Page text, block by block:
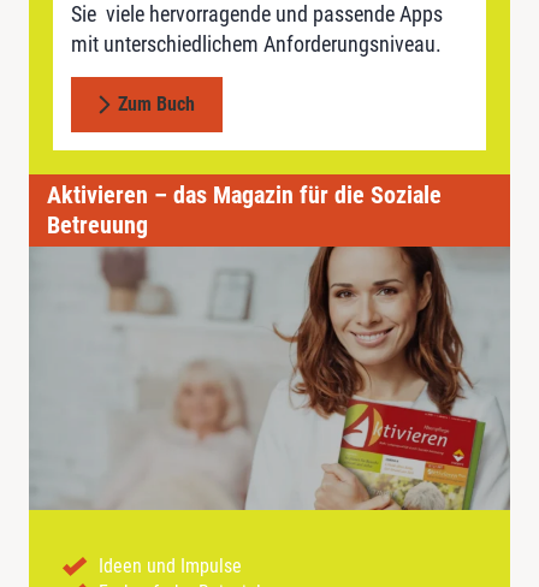
Sie viele hervorragende und passende Apps
mit unterschiedlichem Anforderungsniveau.
Zum Buch
Aktivieren – das Magazin für die Soziale
Betreuung
Ideen und Impulse